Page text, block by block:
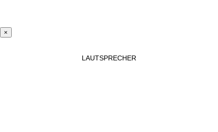
×
LAUTSPRECHER